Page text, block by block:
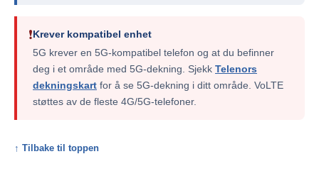
❗Krever kompatibel enhet
5G krever en 5G-kompatibel telefon og at du befinner
deg i et område med 5G-dekning. Sjekk Telenors
dekningskart for å se 5G-dekning i ditt område. VoLTE
støttes av de fleste 4G/5G-telefoner.
↑ Tilbake til toppen